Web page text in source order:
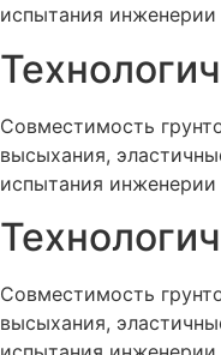
испытания
Совместимость
высыхания,
испытания
Совместимость
высыхания,